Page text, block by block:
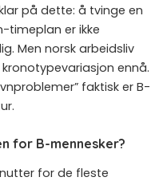
på dette: å tvinge en
timeplan er ikke
Men norsk arbeidsliv
ennå.
faktisk er B-
for B-mennesker?
for de fleste